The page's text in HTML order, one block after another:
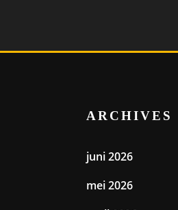
ARCHIVES
juni 2026
mei 2026